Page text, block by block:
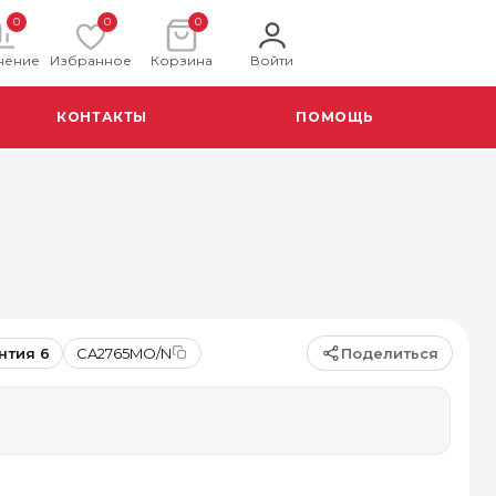
0 0
Избранное
0
Корзина Войти
КОНТАКТЫ ПОМОЩЬ
Поделиться
6 CA2765MO/N